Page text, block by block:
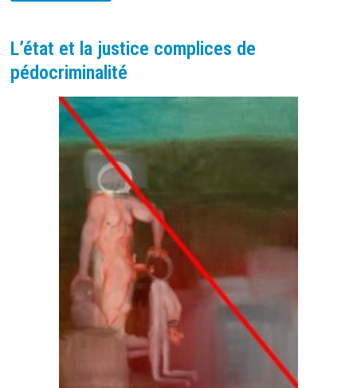
PUBLICITÉ
L’état et la justice complices de
pédocriminalité